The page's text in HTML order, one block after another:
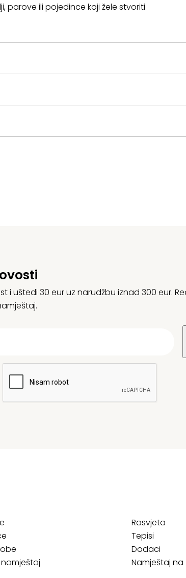
parove ili pojedince koji žele stvoriti
i uštedi 30 eur uz narudžbu iznad 300 eur.
Rasvjeta
Tepisi
Dodaci
Namještaj na